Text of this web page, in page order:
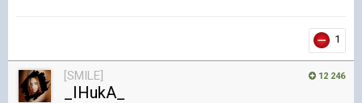
1
12 246
[SMILE]
_IHukA_